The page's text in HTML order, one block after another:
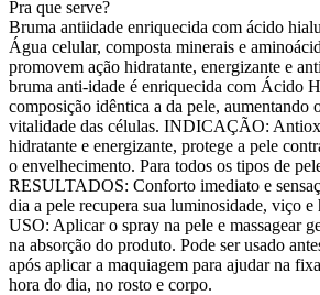
Pra que serve?
Bruma antiidade enriquecida com ácido
Água celular, composta minerais e
promovem ação hidratante, energizante e
bruma anti-idade é enriquecida com Ácido
composição idêntica a da pele, aumentando
vitalidade das células. INDICAÇÃO:
hidratante e energizante, protege a pele
o envelhecimento. Para todos os tipos de
RESULTADOS: Conforto imediato e
dia a pele recupera sua luminosidade, viço
USO: Aplicar o spray na pele e massagear
na absorção do produto. Pode ser usado
após aplicar a maquiagem para ajudar na
hora do dia, no rosto e corpo.